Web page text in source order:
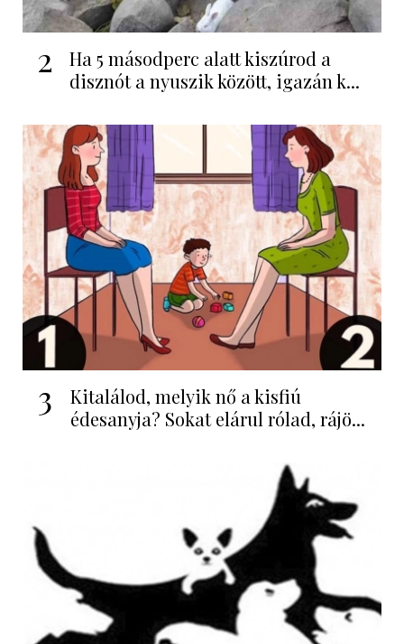
2
Ha 5 másodperc alatt kiszúrod a
disznót a nyuszik között, igazán k...
3
Kitalálod, melyik nő a kisfiú
édesanyja? Sokat elárul rólad, rájö...